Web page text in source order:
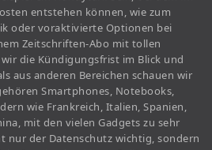
entstehen können, wie zum
oder voraktivierte Optionen bei
Zeitschriften-Abo mit tollen
die Kündigungsfrist im Blick und
aus anderen Bereichen schauen wir
Smartphones, Notebooks,
wie Frankreich, Italien, Spanien,
mit den vielen Gadgets zu sehr
nur der Datenschutz wichtig, sondern